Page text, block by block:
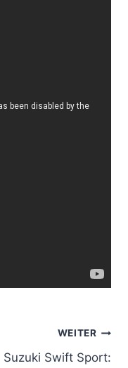
WEITER
Suzuki Swift Sport: